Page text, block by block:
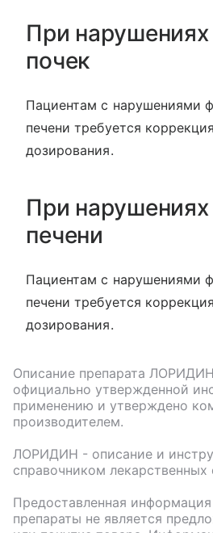
При
почек
Пациентам с нарушениями
печени требуется
дозирования.
При
печени
Пациентам с нарушениями
печени требуется
дозирования.
Описание препарата ЛОРИДИН
официально утвержденной
применению и утверждено
производителем.
ЛОРИДИН - описание и
справочником лекарственных
Предоставленная
препараты не является